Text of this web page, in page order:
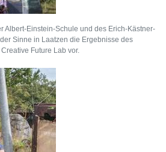
Albert-Einstein-Schule und des Erich-Kästner-
Sinne in Laatzen die Ergebnisse des
Future Lab vor.